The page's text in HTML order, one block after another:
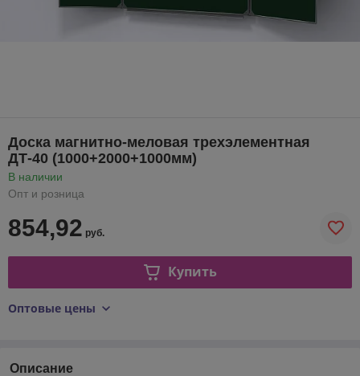
Доска магнитно-меловая трехэлементная
ДТ-40 (1000+2000+1000мм)
В наличии
Опт и розница
854,92 руб.
Купить
Оптовые цены
Описание